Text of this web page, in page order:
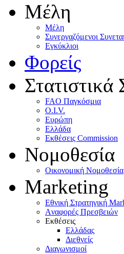
Μέλη
Mέλη
Συνεργαζόμενοι
Εγκύκλιοι
Φορείς
Στατιστικά
FAO Παγκόσμια
O.I.V.
Ευρώπη
Ελλάδα
Eκθέσεις Commission
Νομοθεσία
Οικονομική Νομοθεσία
Marketing
Eθνική Στρατηγική
Aναφορές Πρεσβειών
Eκθέσεις
Eλλάδας
Διεθνείς
Διαγωνισμοί